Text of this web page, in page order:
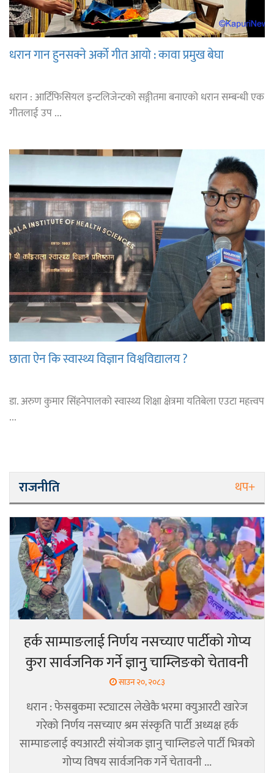
धरान गान हुनसक्ने अर्को गीत आयो : कावा प्रमुख बेघा
धरान : आर्टिफिसियल इन्टलिजेन्टको सङ्गीतमा बनाएको धरान सम्बन्धी एक
गीतलाई उप ...
छाता ऐन कि स्वास्थ्य विज्ञान विश्वविद्यालय ?
डा. अरुण कुमार सिंहनेपालको स्वास्थ्य शिक्षा क्षेत्रमा यतिबेला एउटा महत्त्वप
...
राजनीति थप+
हर्क साम्पाङलाई निर्णय नसच्याए पार्टीको गोप्य
कुरा सार्वजनिक गर्ने ज्ञानु चाम्लिङको चेतावनी
साउन २०, २०८३
धरान : फेसबुकमा स्ट्याटस लेखेकै भरमा क्युआरटी खारेज
गरेको निर्णय नसच्याए श्रम संस्कृति पार्टी अध्यक्ष हर्क
साम्पाङलाई क्यआरटी संयोजक ज्ञानु चाम्लिङले पार्टी भित्रको
गोप्य विषय सार्वजनिक गर्ने चेतावनी ...